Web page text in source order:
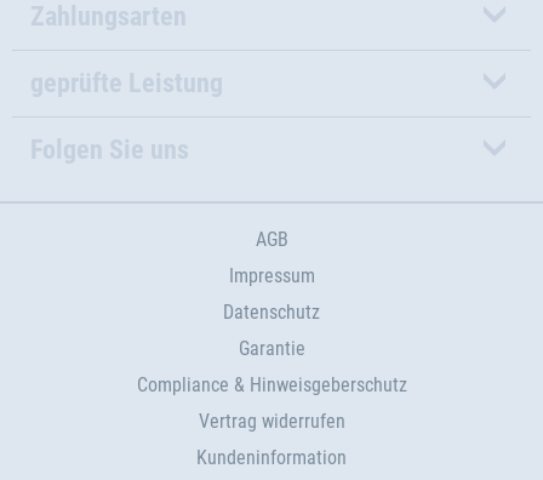
Zahlungsarten
geprüfte Leistung
Folgen Sie uns
AGB
Impressum
Datenschutz
Garantie
Compliance & Hinweisgeberschutz
Vertrag widerrufen
Kundeninformation